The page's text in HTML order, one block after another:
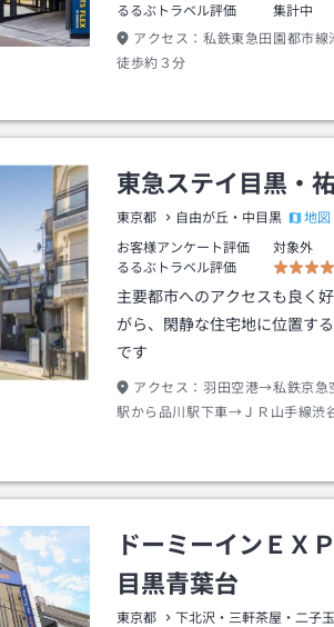
るるぶトラベル評価
集計中
アクセス： 私鉄東急田園都市
徒歩約３分
東急ステイ目黒・
東京都 自由が丘・中目黒
地図
お客様アンケート評価
対象外
るるぶトラベル評価
主要都市へのアクセスも良く
がら、閑静な住宅地に位置す
です
アクセス： 羽田空港→私鉄京急
駅から品川駅下車→ＪＲ山手線渋
ドーミーインＥＸ
目黒青葉台
東京都 下北沢・三軒茶屋・二子玉